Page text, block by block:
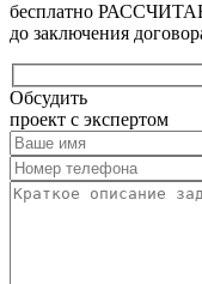
бесплатно
до заключения
Обсудить
проект с экспертом